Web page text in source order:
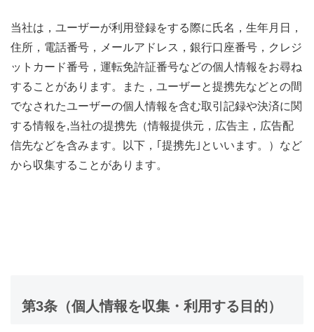
当社は，ユーザーが利用登録をする際に氏名，生年月日，
住所，電話番号，メールアドレス，銀行口座番号，クレジ
ットカード番号，運転免許証番号などの個人情報をお尋ね
することがあります。また，ユーザーと提携先などとの間
でなされたユーザーの個人情報を含む取引記録や決済に関
する情報を,当社の提携先（情報提供元，広告主，広告配
信先などを含みます。以下，｢提携先｣といいます。）など
から収集することがあります。
第3条（個人情報を収集・利用する目的）